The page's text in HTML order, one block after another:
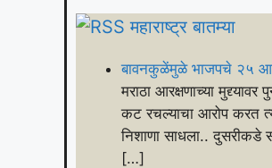
महाराष्ट्र बातम्या
बावनकुळेंमुळे भाजपचे २५
मराठा आरक्षणाच्या
कट रचल्याचा आरोप करत
निशाणा साधला.. दुसरीकडे
[…]